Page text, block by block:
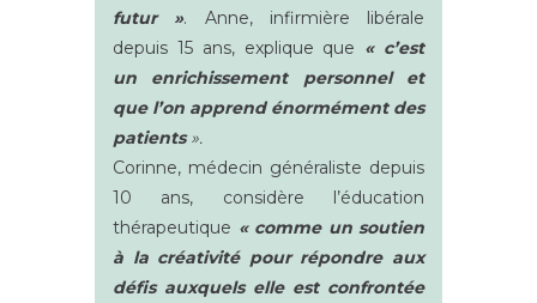
futur ». Anne, infirmière libérale
depuis 15 ans, explique que « c’est
un enrichissement personnel et
que l’on apprend énormément des
patients».
Corinne, médecin généraliste depuis
10 ans, considère l’éducation
thérapeutique « comme un soutien
à la créativité pour répondre aux
défis auxquels elle est confrontée